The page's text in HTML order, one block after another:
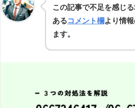
この記事で不足を感じ
あるコメント欄より情
ます。